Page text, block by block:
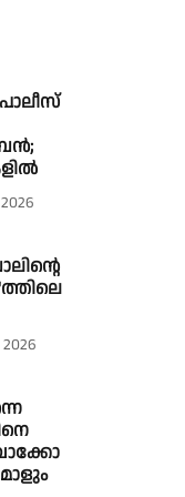
2026